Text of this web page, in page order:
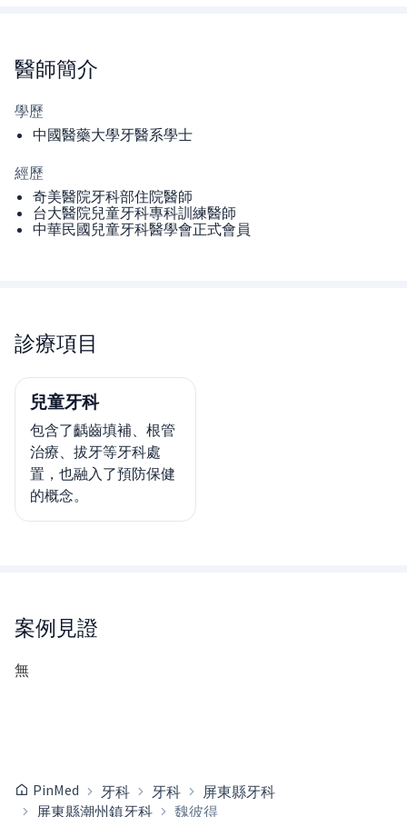
醫師簡介
學歷
中國醫藥大學牙醫系學士
經歷
奇美醫院牙科部住院醫師
台大醫院兒童牙科專科訓練醫師
中華民國兒童牙科醫學會正式會員
診療項目
兒童牙科
包含了齲齒填補、根管
治療、拔牙等牙科處
置，也融入了預防保健
的概念。
案例見證
無
PinMed 牙科 牙科
屏東縣牙科
屏東縣潮州鎮牙科
魏彼得